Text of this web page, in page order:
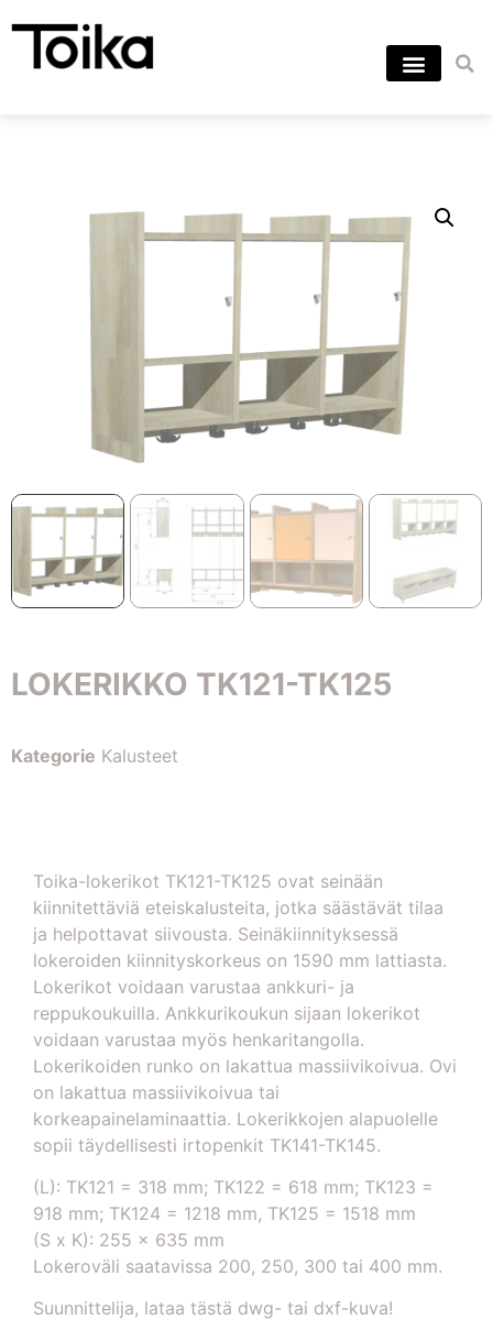
LOKERIKKO TK121-TK125
Kategorie Kalusteet
Toika-lokerikot TK121-TK125 ovat seinään
kiinnitettäviä eteiskalusteita, jotka säästävät tilaa
ja helpottavat siivousta. Seinäkiinnityksessä
lokeroiden kiinnityskorkeus on 1590 mm lattiasta.
Lokerikot voidaan varustaa ankkuri- ja
reppukoukuilla. Ankkurikoukun sijaan lokerikot
voidaan varustaa myös henkaritangolla.
Lokerikoiden runko on lakattua massiivikoivua. Ovi
on lakattua massiivikoivua tai
korkeapainelaminaattia. Lokerikkojen alapuolelle
sopii täydellisesti irtopenkit TK141-TK145.
(L): TK121 = 318 mm; TK122 = 618 mm; TK123 =
918 mm; TK124 = 1218 mm, TK125 = 1518 mm
(S x K): 255 x 635 mm
Lokeroväli saatavissa 200, 250, 300 tai 400 mm.
Suunnittelija, lataa tästä dwg- tai dxf-kuva!